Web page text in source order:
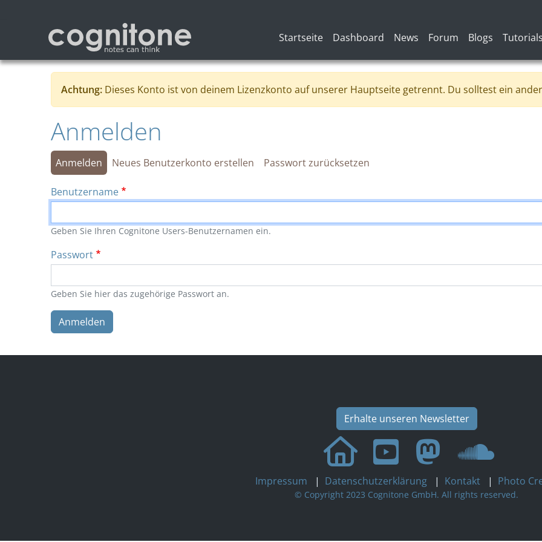
Hauptnavigation
Startseite Dashboard News Forum Blogs
Achtung: Dieses Konto ist von deinem Lizenzkonto auf unserer Hauptseite getrennt. Du solltest ein
Anmelden
Primäre Reiter
Anmelden Neues Benutzerkonto erstellen Passwort zurücksetzen
Benutzername
Geben Sie Ihren Cognitone Users-Benutzernamen ein.
Passwort
Geben Sie hier das zugehörige Passwort an.
Anmelden
Erhalte unseren Newsletter
Impressum | Datenschutzerklärung | Kontakt | Photo
© Copyright 2023 Cognitone GmbH. All rights reserved.